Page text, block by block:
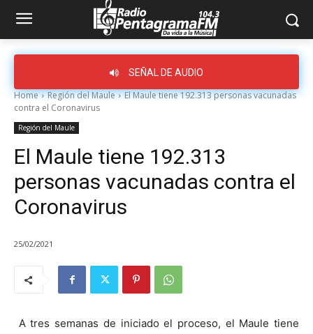
SEÑAL DE AUDIO
Home Región del Maule
El Maule tiene 192.313 personas vacunadas
contra el Coronavirus
Región del Maule
El Maule tiene 192.313
personas vacunadas contra el
Coronavirus
25/02/2021
A tres semanas de iniciado el proceso, el Maule tiene